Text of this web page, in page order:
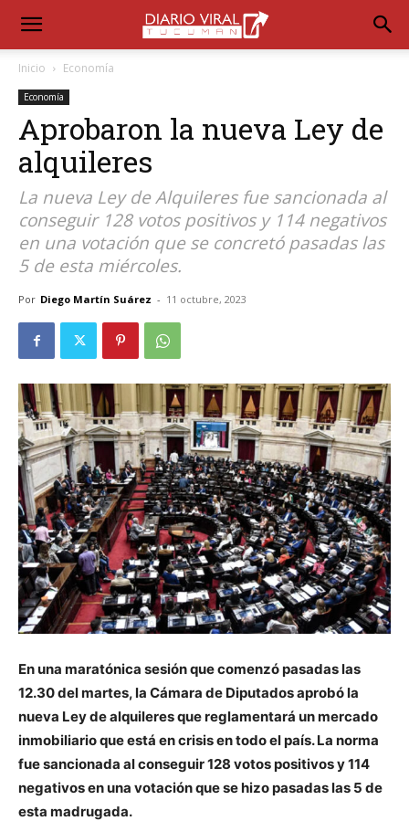
Inicio Economía
Economía
Aprobaron la nueva Ley de
alquileres
La nueva Ley de Alquileres fue sancionada al
conseguir 128 votos positivos y 114 negativos
en una votación que se concretó pasadas las
5 de esta miércoles.
Por Diego Martín Suárez - 11 octubre, 2023
En una maratónica sesión que comenzó pasadas las
12.30 del martes, la Cámara de Diputados aprobó la
nueva Ley de alquileres que reglamentará un mercado
inmobiliario que está en crisis en todo el país. La norma
fue sancionada al conseguir 128 votos positivos y 114
negativos en una votación que se hizo pasadas las 5 de
esta madrugada.